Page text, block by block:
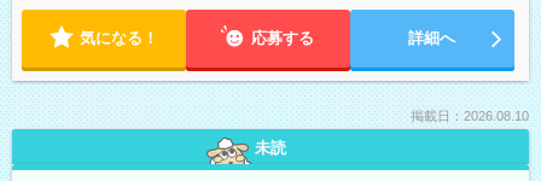
気になる！ 応募する 詳細へ
掲載日：2026.08.10
未読